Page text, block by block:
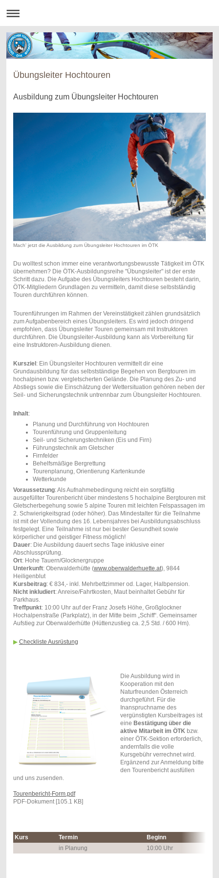
Übungsleiter Hochtouren
Ausbildung zum Übungsleiter Hochtouren
Mach' jetzt die Ausbildung zum Übungsleiter Hochtouren im ÖTK
Du wolltest schon immer eine verantwortungsbewusste Tätigkeit im ÖTK
übernehmen? Die ÖTK-Ausbildungsreihe "Übungsleiter" ist der erste
Schritt dazu. Die Aufgabe des Übungsleiters Hochtouren besteht darin,
ÖTK-Mitgliedern Grundlagen zu vermitteln, damit diese selbstständig
Touren durchführen können.
Tourenführungen im Rahmen der Vereinstätigkeit zählen grundsätzlich
zum Aufgabenbereich eines Übungsleiters. Es wird jedoch dringend
empfohlen, dass Übungsleiter Touren gemeinsam mit Instruktoren
durchführen. Die Übungsleiter-Ausbildung kann als Vorbereitung für
eine Instruktoren-Ausbildung dienen.
Kursziel : Ein Übungsleiter Hochtouren vermittelt dir eine
Grundausbildung für das selbstständige Begehen von Bergtouren im
hochalpinen bzw. vergletscherten Gelände. Die Planung des Zu- und
Abstiegs sowie die Einschätzung der Wettersituation gehören neben der
Seil- und Sicherungstechnik untrennbar zum Übungsleiter Hochtouren.
Inhalt:
Planung und Durchführung von Hochtouren
Tourenführung und Gruppenleitung
Seil- und Sicherungstechniken (Eis und Firn)
Führungstechnik am Gletscher
Firnfelder
Behelfsmäßige Bergrettung
Tourenplanung, Orientierung Kartenkunde
Wetterkunde
Voraussetzung: Als Aufnahmebedingung reicht ein sorgfältig
ausgefüllter Tourenbericht über mindestens 5 hochalpine Bergtouren mit
Gletscherbegehung sowie 5 alpine Touren mit leichten Felspassagen im
2. Schwierigkeitsgrad (oder höher). Das Mindestalter für die Teilnahme
ist mit der Vollendung des 16. Lebensjahres bei Ausbildungsabschluss
festgelegt. Eine Teilnahme ist nur bei bester Gesundheit sowie
körperlicher und geistiger Fitness möglich!
Dauer: Die Ausbildung dauert sechs Tage inklusive einer
Abschlussprüfung.
Ort: Hohe Tauern/Glocknergruppe
Unterkunft: Oberwalderhütte (www.oberwalderhuette.at), 9844
Heiligenblut
Kursbeitrag: € 834,- inkl. Mehrbettzimmer od. Lager, Halbpension.
Nicht inkludiert: Anreise/Fahrtkosten, Maut beinhaltet Gebühr für
Parkhaus.
Treffpunkt: 10:00 Uhr auf der Franz Josefs Höhe, Großglockner
Hochalpenstraße (Parkplatz), in der Mitte beim „Schiff“. Gemeinsamer
Aufstieg zur Oberwalderhütte (Hüttenzustieg ca. 2,5 Std. / 600 Hm).
▶ Checkliste Ausrüstung
Die Ausbildung wird in
Kooperation mit den
Naturfreunden Österreich
durchgeführt. Für die
Inanspruchname des
vergünstigten Kursbeitrages ist
eine Bestätigung über die
aktive Mitarbeit im ÖTKbzw.
einer ÖTK-Sektion erforderlich,
andernfalls die volle
Kursgebühr verrechnet wird.
Ergänzend zur Anmeldung bitte
den Tourenbericht ausfüllen
und uns zusenden.
Tourenbericht-Form.pdf
PDF-Dokument [105.1 KB]
Kurs Termin
Beginn
in Planung
10:00 Uhr